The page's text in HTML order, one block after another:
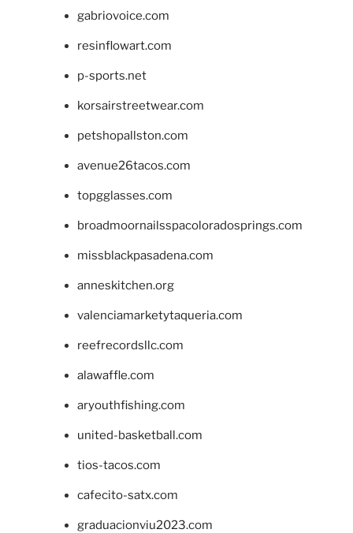
gabriovoice.com
resinflowart.com
p-sports.net
korsairstreetwear.com
petshopallston.com
avenue26tacos.com
topgglasses.com
broadmoornailsspacoloradosprings.com
missblackpasadena.com
anneskitchen.org
valenciamarketytaqueria.com
reefrecordsllc.com
alawaffle.com
aryouthfishing.com
united-basketball.com
tios-tacos.com
cafecito-satx.com
graduacionviu2023.com